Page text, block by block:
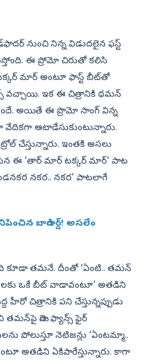
నుంచి నిన్న విడుదలైన ఫస్ట్‌
ఈ ప్రోమో చిరుతో కలిసి
మార్‌ అంటూ ఫాస్ట్‌ బీట్‌తో
వచ్చాయి. ఇక ఈ చిత్రానికి థమన్‌
అయితే ఈ ప్రొమో సాంగ్‌ విన్న
ఆటాడేసుకుంటున్నారు.
చేస్తున్నారు. ఇంతకి అసలు
ఈ ‘తార్‌ మార్‌ టక్కర్‌ మార్‌’ పాట
నకర.. నకర’ పాటలాగే
బాడిగార్డ్‌! అసలేం
తమనే. దీంతో ‘ఏంటి.. తమన్‌
ఒకే బీట్‌ వాడావంటూ’ అతడిని
హీరో చిత్రానికి పని చేస్తున్నప్పుడు
తమన్‌పై మెగా ఫ్యాన్స్‌ ఫైర్‌
పోలుస్తూ నెటిజన్లు ‘ఏంటమ్మా..
అతడిని ఏకిపారేస్తున్నారు. కాగా